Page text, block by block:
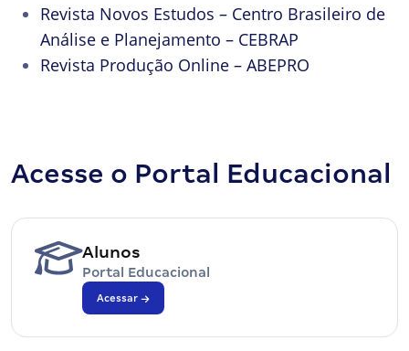
Revista Novos Estudos – Centro Brasileiro de
Análise e Planejamento – CEBRAP
Revista Produção Online – ABEPRO
Acesse o Portal Educacional
Alunos
Portal Educacional
Acessar